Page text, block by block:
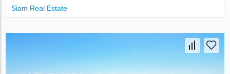
Siam Real Estate